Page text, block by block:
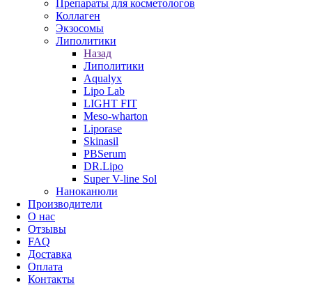
Препараты для косметологов
Коллаген
Экзосомы
Липолитики
Назад
Липолитики
Aqualyx
Lipo Lab
LIGHT FIT
Meso-wharton
Liporase
Skinasil
PBSerum
DR.Lipo
Super V-line Sol
Наноканюли
Производители
О нас
Отзывы
FAQ
Доставка
Оплата
Контакты